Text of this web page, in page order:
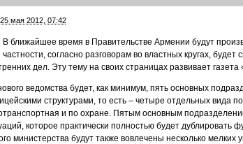
25 мая 2012, 07:42
В ближайшее время в Правительстве Армении будут
частности, согласно разговорам во властных кругах,
дел. Эту тему на своих страницах развивает газета
ведомства будет, как минимум, пять основных
структурами, то есть – четыре отдельных вида
и по охране. Пятым основным
которое практически полностью будет
министерства будут также вовлечены несколько